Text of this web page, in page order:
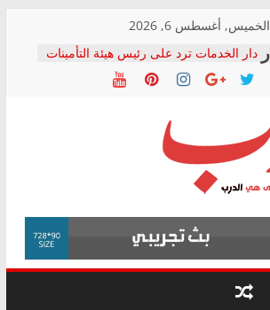
الخميس, أغسطس 6, 2026
دار الخدمات ترد على رئيس هيئة التأمينات
بعد مؤتمره الصحفي: إنكار الأزمة لا ينهي
معاناة أصحاب المعاشات.. ونطالب بكشف
فرحات سليمان يكتب: القطاع الصحي إلى
أين؟
حزب التحالف الشعبي يطلق لجنة “الحق
في الصحة” بالإسكندرية لرصد الانتهاكات
ودعم المرضى
الوزاري لمدينة الصحفيين.. وانتهاء أعمال
إنشاء المبنى الإداري
المجلس القومي لحقوق الإنسان يعلن
متابعة قضية الدكتور محمد زهران.. ويؤكد:
قرينة البراءة وضمانات المحاكمة العادلة